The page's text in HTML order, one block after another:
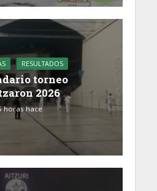
RESULTADOS
torneo
2026
horas hace